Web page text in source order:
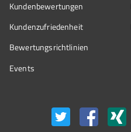
Kundenbewertungen
Kundenzufriedenheit
Bewertungs­richtlinien
Events